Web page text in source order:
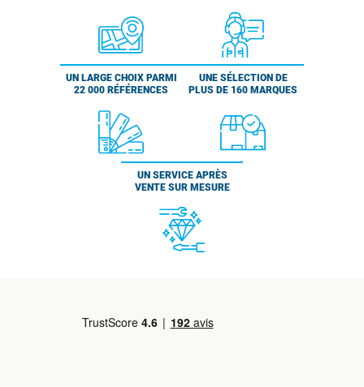
UN LARGE CHOIX PARMI
22 000 RÉFÉRENCES
UNE SÉLECTION DE
PLUS DE 160 MARQUES
UN SERVICE APRÈS
VENTE SUR MESURE